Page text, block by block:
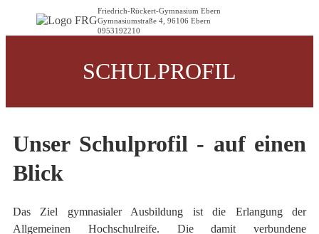
Friedrich-Rückert-Gymnasium Ebern
Gymnasiumstraße 4, 96106 Ebern
0953192210
SCHULPROFIL
Unser Schulprofil - auf einen
Blick
Das Ziel gymnasialer Ausbildung ist die Erlangung der
Allgemeinen Hochschulreife. Die damit verbundene